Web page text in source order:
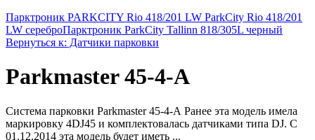
Парктроник PARKCITY Rio 418/201 LW ParkCity Rio 418/201
LW сереброПарктроник ParkCity Tallinn 818/305L черный
Вернуться к: Датчики парковки
Parkmaster 45-4-А
Система парковки Parkmaster 45-4-А Ранее эта модель имела
маркировку 4DJ45 и комплектовалась датчиками типа DJ. С
01.12.2014 эта модель будет иметь ...